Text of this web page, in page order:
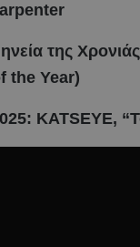
της Χρονιάς
the Year)
KATSEYE,